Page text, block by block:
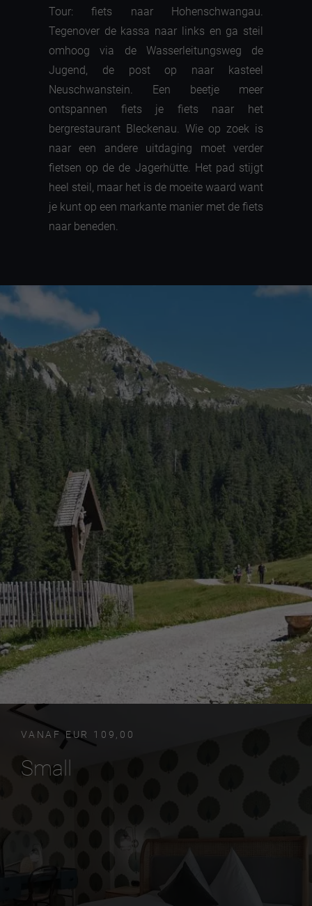
Tour: fiets naar Hohenschwangau.
Tegenover de kassa naar links en ga steil
omhoog via de Wasserleitungsweg de
Jugend, de post op naar kasteel
Neuschwanstein. Een beetje meer
ontspannen fiets je fiets naar het
bergrestaurant Bleckenau. Wie op zoek is
naar een andere uitdaging moet verder
fietsen op de de Jagerhütte. Het pad stijgt
heel steil, maar het is de moeite waard want
je kunt op een markante manier met de fiets
naar beneden.
VANAF EUR 109,00
Small